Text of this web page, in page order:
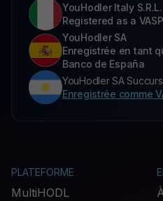
YouHodler Italy S.R.L.
Registered as a
YouHodler SA
Enregistrée en tant
Banco de España
YouHodler SA
Enregistrée comme
PLATEFORME
MultiHODL